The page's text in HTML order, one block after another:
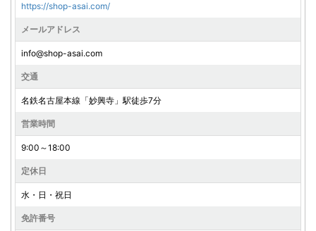
https://shop-asai.com/
メールアドレス
info@shop-asai.com
交通
名鉄名古屋本線「妙興寺」駅徒歩7分
営業時間
9:00～18:00
定休日
水・日・祝日
免許番号